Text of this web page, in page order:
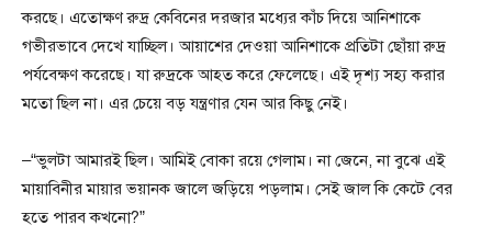
করছে। এতোক্ষণ রুদ্র কেবিনের দরজার মধ্যের কাঁচ দিয়ে আনিশাকে
গভীরভাবে দেখে যাচ্ছিল। আয়াশের দেওয়া আনিশাকে প্রতিটা ছোঁয়া রুদ্র
পর্যবেক্ষণ করেছে। যা রুদ্রকে আহত করে ফেলেছে। এই দৃশ্য সহ্য করার
মতো ছিল না। এর চেয়ে বড় যন্ত্রণার যেন আর কিছু নেই।
–“ভুলটা আমারই ছিল। আমিই বোকা রয়ে গেলাম। না জেনে, না বুঝে এই
মায়াবিনীর মায়ার ভয়ানক জালে জড়িয়ে পড়লাম। সেই জাল কি কেটে বের
হতে পারব কখনো?”